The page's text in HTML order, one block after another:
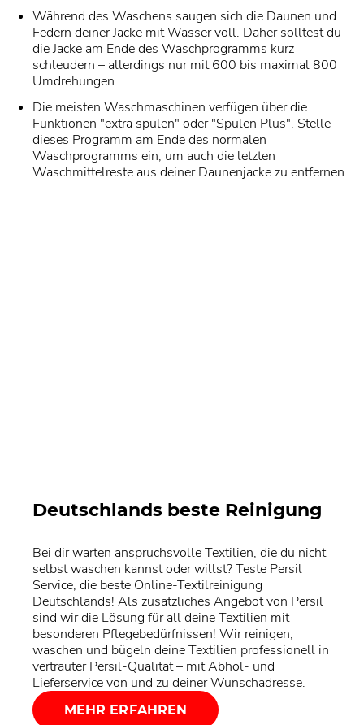
Während des Waschens saugen sich die Daunen und
Federn deiner Jacke mit Wasser voll. Daher solltest du
die Jacke am Ende des Waschprogramms kurz
schleudern – allerdings nur mit 600 bis maximal 800
Umdrehungen.
Die meisten Waschmaschinen verfügen über die
Funktionen "extra spülen" oder "Spülen Plus". Stelle
dieses Programm am Ende des normalen
Waschprogramms ein, um auch die letzten
Waschmittelreste aus deiner Daunenjacke zu entfernen.
Deutschlands beste Reinigung
Bei dir warten anspruchsvolle Textilien, die du nicht
selbst waschen kannst oder willst? Teste Persil
Service, die beste Online-Textilreinigung
Deutschlands! Als zusätzliches Angebot von Persil
sind wir die Lösung für all deine Textilien mit
besonderen Pflegebedürfnissen! Wir reinigen,
waschen und bügeln deine Textilien professionell in
vertrauter Persil-Qualität – mit Abhol- und
Lieferservice von und zu deiner Wunschadresse.
MEHR ERFAHREN